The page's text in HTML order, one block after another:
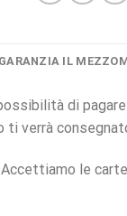
GARANZIA IL
di
ti verrà
Accettiamo le